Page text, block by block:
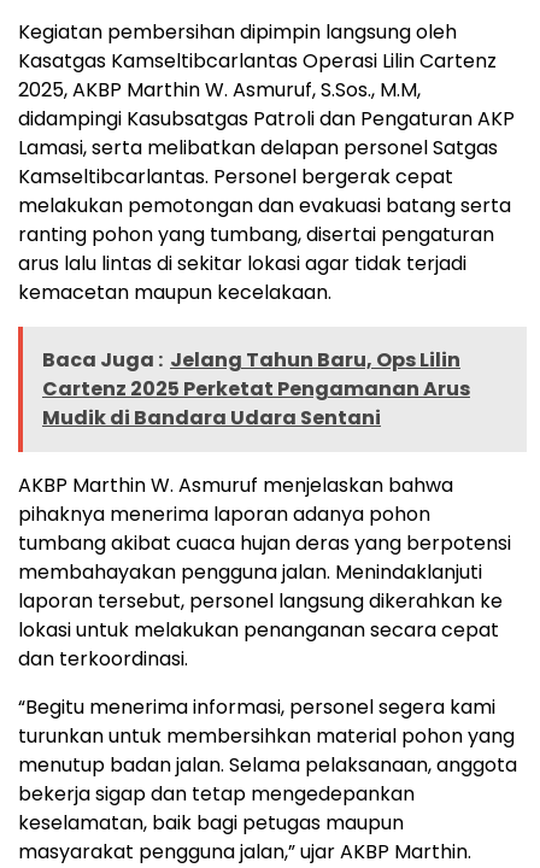
Kegiatan pembersihan dipimpin langsung oleh
Kasatgas Kamseltibcarlantas Operasi Lilin Cartenz
2025, AKBP Marthin W. Asmuruf, S.Sos., M.M,
didampingi Kasubsatgas Patroli dan Pengaturan AKP
Lamasi, serta melibatkan delapan personel Satgas
Kamseltibcarlantas. Personel bergerak cepat
melakukan pemotongan dan evakuasi batang serta
ranting pohon yang tumbang, disertai pengaturan
arus lalu lintas di sekitar lokasi agar tidak terjadi
kemacetan maupun kecelakaan.
Baca Juga : Jelang Tahun Baru, Ops Lilin
Cartenz 2025 Perketat Pengamanan Arus
Mudik di Bandara Udara Sentani
AKBP Marthin W. Asmuruf menjelaskan bahwa
pihaknya menerima laporan adanya pohon
tumbang akibat cuaca hujan deras yang berpotensi
membahayakan pengguna jalan. Menindaklanjuti
laporan tersebut, personel langsung dikerahkan ke
lokasi untuk melakukan penanganan secara cepat
dan terkoordinasi.
“Begitu menerima informasi, personel segera kami
turunkan untuk membersihkan material pohon yang
menutup badan jalan. Selama pelaksanaan, anggota
bekerja sigap dan tetap mengedepankan
keselamatan, baik bagi petugas maupun
masyarakat pengguna jalan,” ujar AKBP Marthin.